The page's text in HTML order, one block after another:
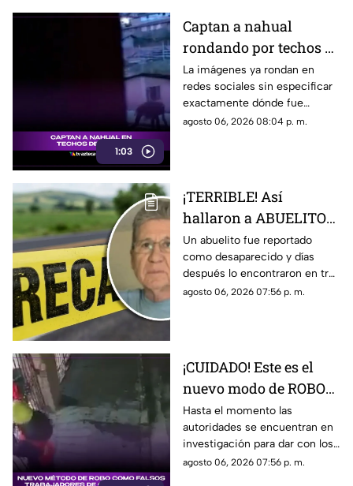
1:03
Captan a nahual
rondando por techos de
casas; ¿es en Veracruz?
[VIDEO]
La imágenes ya rondan en
redes sociales sin especificar
exactamente dónde fue
captado.
agosto 06, 2026 08:04 p. m.
¡TERRIBLE! Así
hallaron a ABUELITO
en 3 MALETAS, tras ser
reportado como
DESAPARECIDO
Un abuelito fue reportado
como desaparecido y días
después lo encontraron en tres
maletas. Aquí te compartimos
agosto 06, 2026 07:56 p. m.
¡CUIDADO! Este es el
nuevo modo de ROBO
que utilizan falsos
trabajadores de
construcción [VIDEO]
Hasta el momento las
autoridades se encuentran en
investigación para dar con los
hombres que traen este nuevo
agosto 06, 2026 07:56 p. m.